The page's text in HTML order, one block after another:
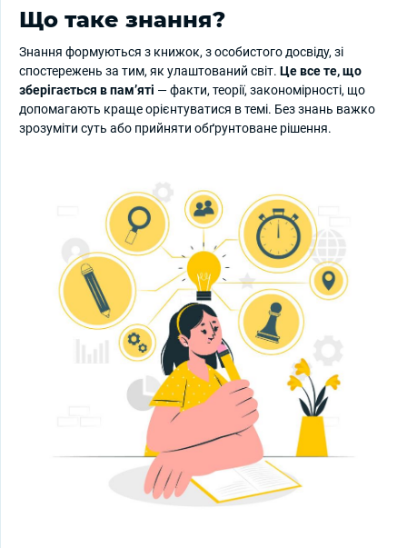
Що таке знання?
Знання формуються з книжок, з особистого досвіду, зі
спостережень за тим, як улаштований світ. Це все те, що
зберігається в пам’яті — факти, теорії, закономірності, що
допомагають краще орієнтуватися в темі. Без знань важко
зрозуміти суть або прийняти обґрунтоване рішення.